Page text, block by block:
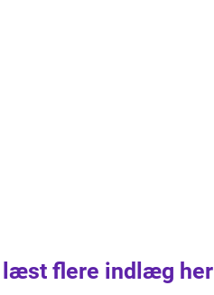
læst flere indlæg her